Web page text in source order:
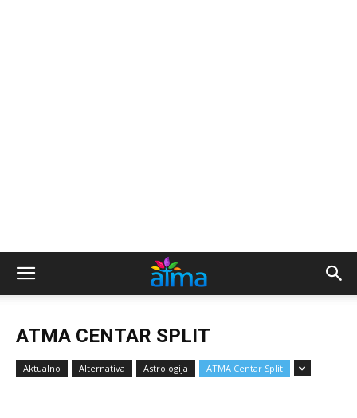
ATMA CENTAR SPLIT
Aktualno Alternativa Astrologija ATMA Centar Split